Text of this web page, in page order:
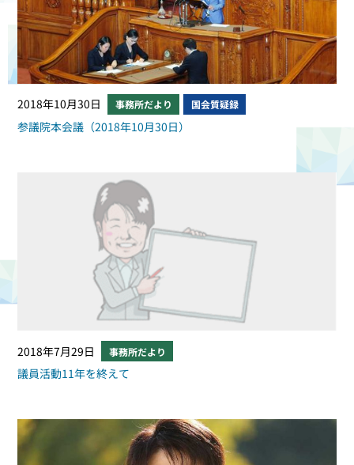
2018年10月30日 事務所だより 国会質疑録
参議院本会議（2018年10月30日）
2018年7月29日 事務所だより
議員活動11年を終えて